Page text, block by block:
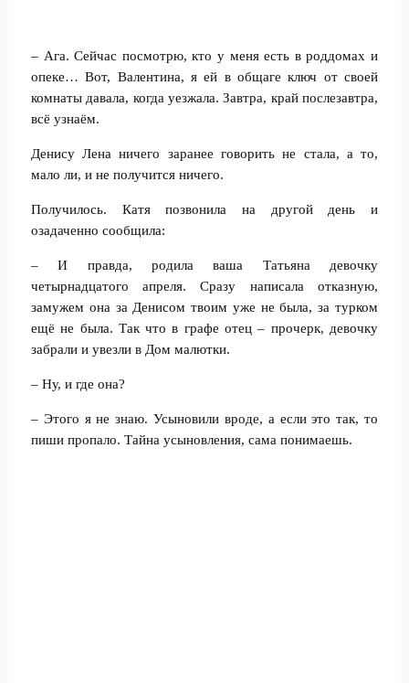
– Ага. Сейчас посмотрю, кто у меня есть в роддомах и
опеке… Вот, Валентина, я ей в общаге ключ от своей
комнаты давала, когда уезжала. Завтра, край послезавтра,
всё узнаём.
Денису Лена ничего заранее говорить не стала, а то,
мало ли, и не получится ничего.
Получилось. Катя позвонила на другой день и
озадаченно сообщила:
– И правда, родила ваша Татьяна девочку
четырнадцатого апреля. Сразу написала отказную,
замужем она за Денисом твоим уже не была, за турком
ещё не была. Так что в графе отец – прочерк, девочку
забрали и увезли в Дом малютки.
– Ну, и где она?
– Этого я не знаю. Усыновили вроде, а если это так, то
пиши пропало. Тайна усыновления, сама понимаешь.